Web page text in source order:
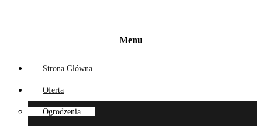
Menu
Strona Główna
Oferta
Ogrodzenia